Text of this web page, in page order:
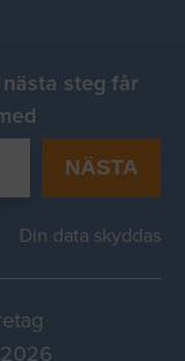
steg får
NÄSTA
Din data skyddas